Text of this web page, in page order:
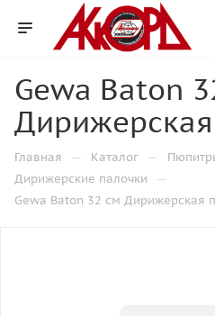
Gewa Baton
Главная — Каталог —
Дирижерские палочки —
Gewa Baton 32 см Дирижерская